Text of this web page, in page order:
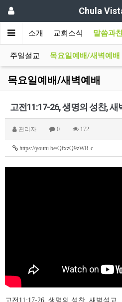
Chula
교회소개 교회소식 말씀과
주일설교 목요일예배/새벽예배
목요일예배/새벽예배
고전11:17-26, 생명의 성찬, 새
관리자 0 172
https://youtu.be/QfxzQ9zWR-c
고전11:17-26, 생명의 성찬, 새벽설교